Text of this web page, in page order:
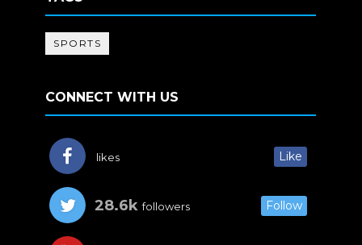
SPORTS
CONNECT WITH US
likes Like
28.6k followers Follow